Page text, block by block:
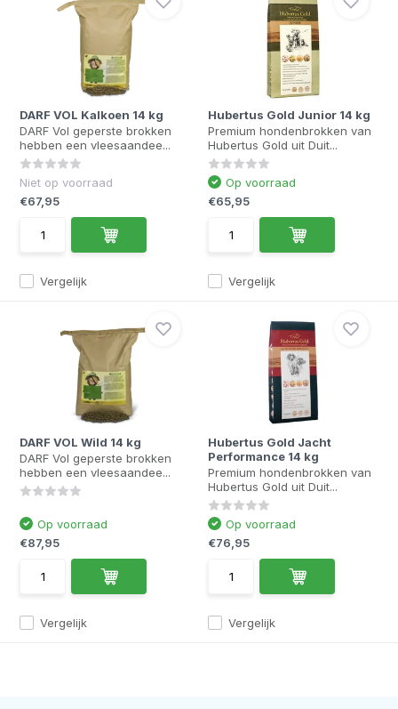
DARF VOL Kalkoen 14 kg
DARF Vol geperste brokken
hebben een vleesaandee...
Vergelijk
Niet op voorraad
€67,95
Hubertus Gold Junior 14 kg
Premium hondenbrokken van
Hubertus Gold uit Duit...
Vergelijk
Op voorraad
€65,95
DARF VOL Wild 14 kg
DARF Vol geperste brokken
hebben een vleesaandee...
Vergelijk
Op voorraad
€87,95
Hubertus Gold Jacht
Performance 14 kg
Premium hondenbrokken van
Hubertus Gold uit Duit...
Vergelijk
Op voorraad
€76,95